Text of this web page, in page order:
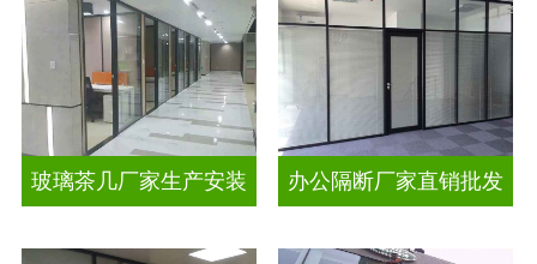
玻璃茶几厂家生产安装 办公隔断厂家直销批发